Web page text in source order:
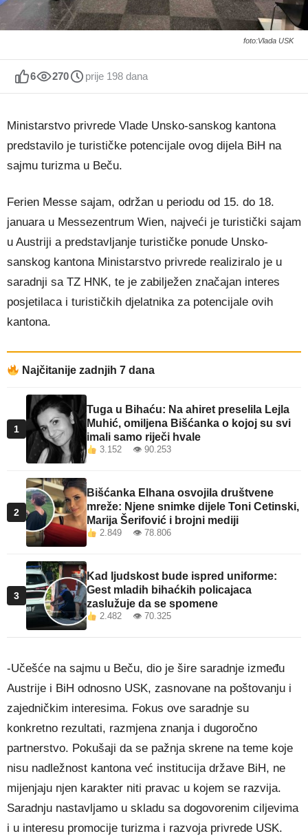
foto:Vlada USK
6 270 prije 198 dana
Ministarstvo privrede Vlade Unsko-sanskog kantona
predstavilo je turističke potencijale ovog dijela BiH na
sajmu turizma u Beču.
Ferien Messe sajam, održan u periodu od 15. do 18.
januara u Messezentrum Wien, najveći je turistički sajam
u Austriji a predstavljanje turističke ponude Unsko-
sanskog kantona Ministarstvo privrede realiziralo je u
saradnji sa TZ HNK, te je zabilježen značajan interes
posjetilaca i turističkih djelatnika za potencijale ovih
kantona.
Najčitanije zadnjih 7 dana
1
Tuga u Bihaću: Na ahiret preselila Lejla
Muhić, omiljena Bišćanka o kojoj su svi
imali samo riječi hvale
3.152 👁 90.253
2
Bišćanka Elhana osvojila društvene
mreže: Njene snimke dijele Toni Cetinski,
Marija Šerifović i brojni mediji
2.849 👁 78.806
3
Kad ljudskost bude ispred uniforme:
Gest mladih bihaćkih policajaca
zaslužuje da se spomene
2.482 👁 70.325
-Učešće na sajmu u Beču, dio je šire saradnje između
Austrije i BiH odnosno USK, zasnovane na poštovanju i
zajedničkim interesima. Fokus ove saradnje su
konkretno rezultati, razmjena znanja i dugoročno
partnerstvo. Pokušaji da se pažnja skrene na teme koje
nisu nadležnost kantona već institucija države BiH, ne
mijenjaju njen karakter niti pravac u kojem se razvija.
Saradnju nastavljamo u skladu sa dogovorenim ciljevima
i u interesu promocije turizma i razvoja privrede USK.